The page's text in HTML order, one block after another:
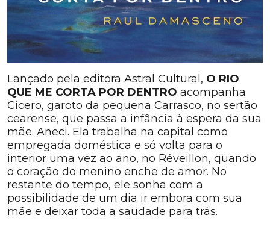
Lançado pela editora Astral Cultural, O RIO
QUE ME CORTA POR DENTRO acompanha
Cícero, garoto da pequena Carrasco, no sertão
cearense, que passa a infância à espera da sua
mãe. Aneci. Ela trabalha na capital como
empregada doméstica e só volta para o
interior uma vez ao ano, no Réveillon, quando
o coração do menino enche de amor. No
restante do tempo, ele sonha com a
possibilidade de um dia ir embora com sua
mãe e deixar toda a saudade para trás.